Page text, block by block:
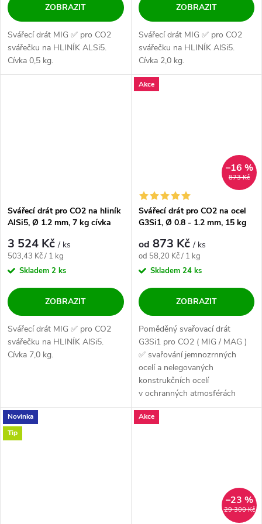
ZOBRAZIT
Svářecí drát MIG ✅ pro CO2
svářečku na HLINÍK ALSi5.
Cívka 0,5 kg.
ZOBRAZIT
Svářecí drát MIG ✅ pro CO2
svářečku na HLINÍK AlSi5.
Cívka 2,0 kg.
Svářecí drát pro CO2 na hliník
AlSi5, Ø 1.2 mm, 7 kg cívka
3 524 Kč/ ks
Měrná cena:
503,43 Kč / 1 kg
Skladem 2 ks
ZOBRAZIT
Svářecí drát MIG ✅ pro CO2
svářečku na HLINÍK AlSi5.
Cívka 7,0 kg.
Akce
873 Kč
–16 %
Svářecí drát pro CO2 na ocel
G3Si1, Ø 0.8 - 1.2 mm, 15 kg
od 873 Kč/ ks
Měrná cena:
od 58,20 Kč / 1 kg
Skladem 24 ks
ZOBRAZIT
Poměděný svařovací drát
G3Si1 pro CO2 ( MIG / MAG )
✅ svařování jemnozrnných
ocelí a nelegovaných
konstrukčních ocelí
v ochranných atmosférách
směsných plynů nebo...
Novinka
Tip
Akce
29 300 Kč
–23 %